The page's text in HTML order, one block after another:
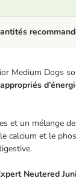
Medium Dogs
et un mélange
calcium et le
Neutered